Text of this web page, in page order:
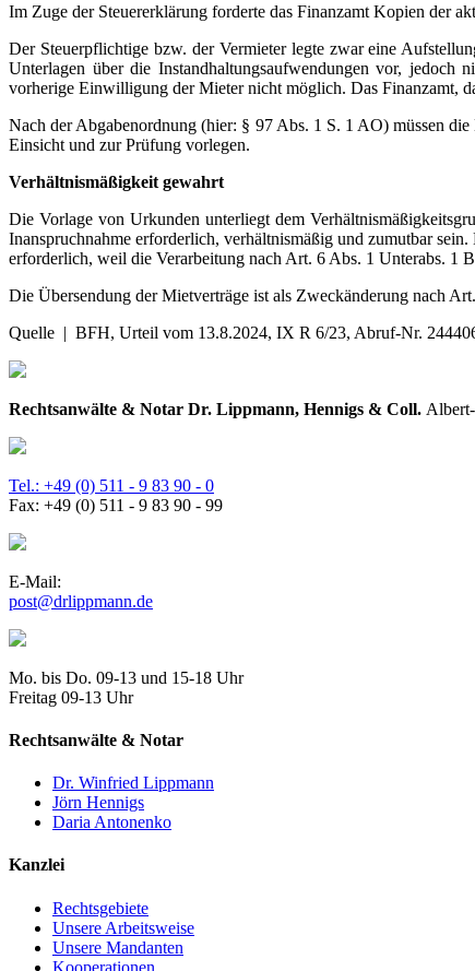
Im Zuge der Steuererklärung forderte das Finanzamt Kopien der
Der Steuerpflichtige bzw. der Vermieter legte zwar eine
Unterlagen über die Instandhaltungsaufwendungen vor,
vorherige Einwilligung der Mieter nicht möglich. Das Finanzamt,
Nach der Abgabenordnung (hier: § 97 Abs. 1 S. 1 AO) müssen
Einsicht und zur Prüfung vorlegen.
Verhältnismäßigkeit gewahrt
Die Vorlage von Urkunden unterliegt dem
Inanspruchnahme erforderlich, verhältnismäßig und zumutbar
erforderlich, weil die Verarbeitung nach Art. 6 Abs. 1 Unterabs. 1
Die Übersendung der Mietverträge ist als Zweckänderung nach
Quelle | BFH, Urteil vom 13.8.2024, IX R 6/23, Abruf-Nr.
Rechtsanwälte & Notar Dr. Lippmann, Hennigs & Coll.
Tel.: +49 (0) 511 - 9 83 90 - 0
Fax: +49 (0) 511 - 9 83 90 - 99
E-Mail:
post@drlippmann.de
Mo. bis Do. 09-13 und 15-18 Uhr
Freitag 09-13 Uhr
Rechtsanwälte & Notar
Dr. Winfried Lippmann
Jörn Hennigs
Daria Antonenko
Kanzlei
Rechtsgebiete
Unsere Arbeitsweise
Unsere Mandanten
Kooperationen